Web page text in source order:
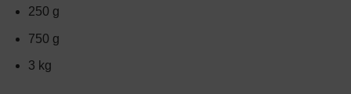
250 g
750 g
3 kg